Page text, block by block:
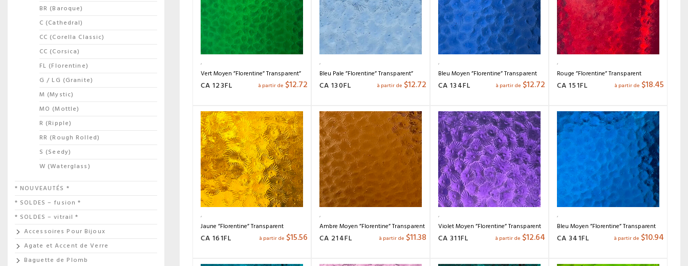
Vert Moyen ”Florentine” Transparent”
CA 123FL à partir de $12.72
Bleu Pale ”Florentine” Transparent”
CA 130FL à partir de $12.72
Bleu Moyen ”Florentine” Transparent
CA 134FL à partir de $12.72
Rouge ”Florentine” Transparent
CA 151FL à partir de $18.45
Jaune ”Florentine” Transparent
CA 161FL à partir de $15.56
Ambre Moyen ”Florentine” Transparent
CA 214FL à partir de $11.38
Violet Moyen ”Florentine” Transparent
CA 311FL à partir de $12.64
Bleu Moyen ”Florentine” Transparent
CA 341FL à partir de $10.94
BR (Baroque)
C (Cathedral)
CC (Corella Classic)
CC (Corsica)
FL (Florentine)
G / LG (Granite)
M (Mystic)
MO (Mottle)
R (Ripple)
RR (Rough Rolled)
S (Seedy)
W (Waterglass)
* NOUVEAUTÉS *
* SOLDES – fusion *
* SOLDES – vitrail *
Accessoires Pour Bijoux
Agate et Accent de Verre
Baguette de Plomb